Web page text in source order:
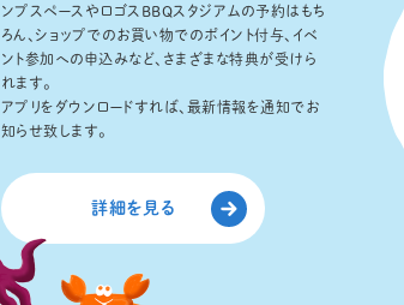
ンプスペースやロゴスBBQスタジアムの予約はもち
ろん、ショップでのお買い物でのポイント付与、イベ
ント参加への申込みなど、さまざまな特典が受けら
れます。
アプリをダウンロードすれば、最新情報を通知でお
知らせ致します。
詳細を見る